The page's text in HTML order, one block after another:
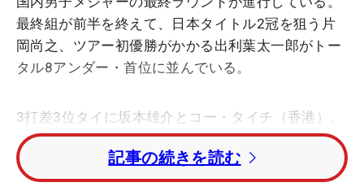
最終組が前半を終えて、日本タイトル2冠を狙う片
岡尚之、ツアー初優勝がかかる出利葉太一郎がトー
タル8アンダー・首位に並んでいる。
3打差3位タイに坂本雄介とコー・タイチ（香港）。
4打差5位タイには近藤智弘、岩田寛、岩﨑亜久竜、
米澤蓮、大西魁斗、佐藤大平が続いている。
記事の続きを読む